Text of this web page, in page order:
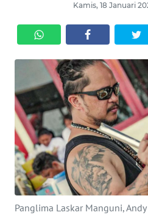
Kamis, 18 Januari
Panglima Laskar Manguni,
KRIMINAL
EKUIN
SAINS-TEKNO
KESEHATAN
INTERNASIONAL
SERBA-SERBI